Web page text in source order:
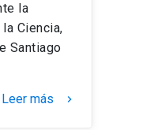
la
Ciencia,
Santiago
Leer más keyboard_arrow_right